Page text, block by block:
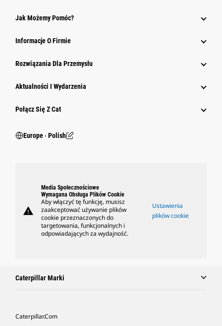
Jak Możemy Pomóc?
Informacje O Firmie
Rozwiązania Dla Przemysłu
Aktualności I Wydarzenia
Połącz Się Z Cat
Europe ‧ Polish
warning
Media Społecznościowe
Wymagana Obsługa Plików Cookie
Aby włączyć tę funkcję, musisz
zaakceptować używanie plików
cookie przeznaczonych do
targetowania, funkcjonalnych i
odpowiadających za wydajność.
Ustawienia
plików cookie
Caterpillar Marki
Caterpillar.com